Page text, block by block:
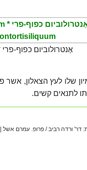
אֶנטרולוביום כפוף-פרי
שלו לעץ הצאלון, אשר
לתנאים קשים.
דר' ורדה רביב / פרופ. עמרם אשל